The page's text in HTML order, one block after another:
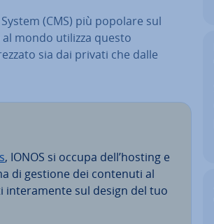
(CMS) più popolare sul
mondo utilizza questo
sia dai privati che dalle
, IONOS si occupa dell’hosting e
di gestione dei contenuti al
sul design del tuo